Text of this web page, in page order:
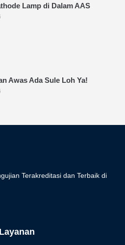
Lamp di Dalam AAS
Awas Ada Sule Loh Ya!
Terakreditasi dan Terbaik di
Layanan